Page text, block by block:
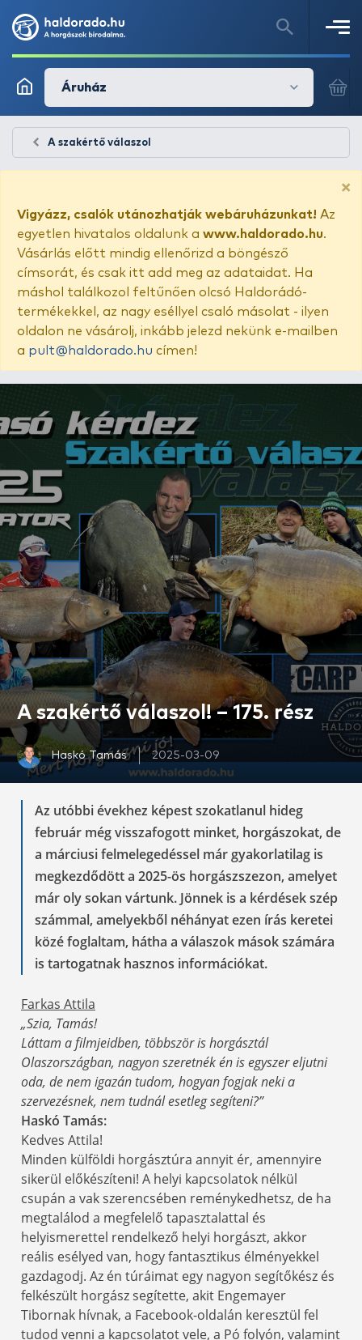
Áruház
A szakértő válaszol
×
Vigyázz, csalók utánozhatják webáruházunkat! Az
egyetlen hivatalos oldalunk a www.haldorado.hu.
Vásárlás előtt mindig ellenőrizd a böngésző
címsorát, és csak itt add meg az adataidat. Ha
máshol találkozol feltűnően olcsó Haldorádó-
termékekkel, az nagy eséllyel csaló másolat - ilyen
oldalon ne vásárolj, inkább jelezd nekünk e-mailben
a pult@haldorado.hu címen!
A szakértő válaszol! – 175. rész
Haskó Tamás 2025-03-09
Az utóbbi évekhez képest szokatlanul hideg
február még visszafogott minket, horgászokat, de
a márciusi felmelegedéssel már gyakorlatilag is
megkezdődött a 2025-ös horgászszezon, amelyet
már oly sokan vártunk. Jönnek is a kérdések szép
számmal, amelyekből néhányat ezen írás keretei
közé foglaltam, hátha a válaszok mások számára
is tartogatnak hasznos információkat.
Farkas Attila
„Szia, Tamás!
Láttam a filmjeidben, többször is horgásztál
Olaszországban, nagyon szeretnék én is egyszer eljutni
oda, de nem igazán tudom, hogyan fogjak neki a
szervezésnek, nem tudnál esetleg segíteni?”
Haskó Tamás:
Kedves Attila!
Minden külföldi horgásztúra annyit ér, amennyire
sikerül előkészíteni! A helyi kapcsolatok nélkül
csupán a vak szerencsében reménykedhetsz, de ha
megtalálod a megfelelő tapasztalattal és
helyismerettel rendelkező helyi horgászt, akkor
reális esélyed van, hogy fantasztikus élményekkel
gazdagodj. Az én túráimat egy nagyon segítőkész és
felkészült horgász segítette, akit Engemayer
Tibornak hívnak, a Facebook-oldalán keresztül fel
tudod venni a kapcsolatot vele, a Pó folyón, valamint